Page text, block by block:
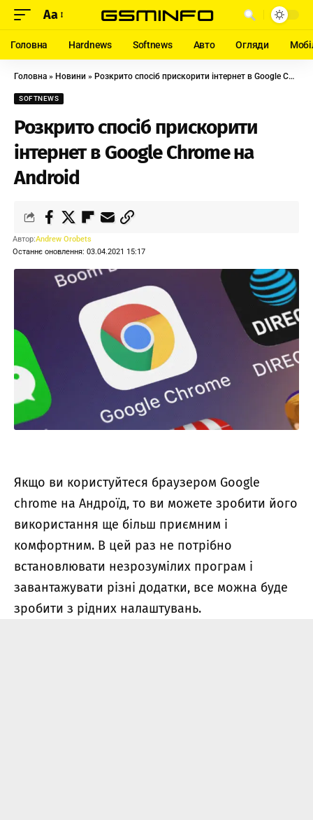
Aa
Головна Hardnews Softnews Авто Огляди
Головна » Новини » Розкрито спосіб прискорити інтернет в Google Chrome на Android
SOFTNEWS
Розкрито спосіб прискорити
інтернет в Google Chrome на
Android
Останнє оновлення: 03.04.2021 15:17
Автор:Andrew Orobets
Якщо ви користуйтеся браузером Google
chrome на Андроїд, то ви можете зробити його
використання ще більш приємним і
комфортним. В цей раз не потрібно
встановлювати незрозумілих програм і
завантажувати різні додатки, все можна буде
зробити з рідних налаштувань.